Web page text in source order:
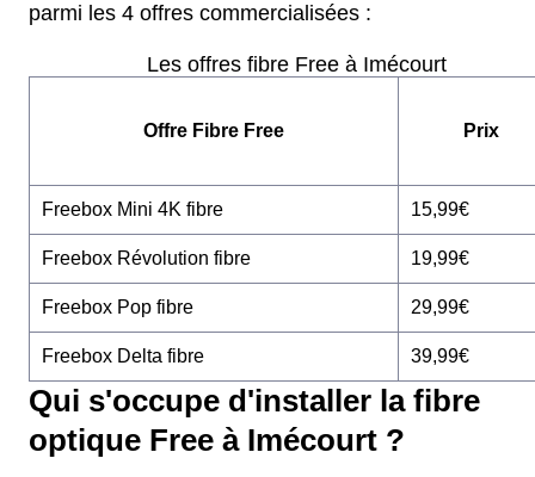
parmi les 4 offres commercialisées :
Les offres fibre Free à Imécourt
Offre Fibre Free Prix
Freebox Mini 4K fibre 15,99€
Freebox Révolution fibre 19,99€
Freebox Pop fibre 29,99€
Freebox Delta fibre 39,99€
Qui s'occupe d'installer la fibre
optique Free à Imécourt ?